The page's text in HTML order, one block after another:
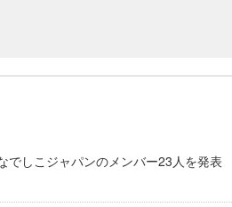
でしこジャパンのメンバー23人を発表